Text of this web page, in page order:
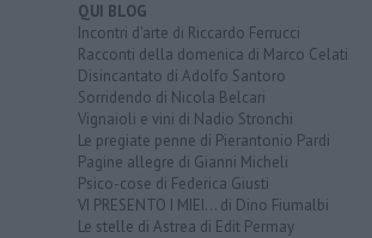
QUI BLOG
Incontri d'arte di Riccardo Ferrucci
Racconti della domenica di Marco Celati
Disincantato di Adolfo Santoro
Sorridendo di Nicola Belcari
Vignaioli e vini di Nadio Stronchi
Le pregiate penne di Pierantonio Pardi
Pagine allegre di Gianni Micheli
Psico-cose di Federica Giusti
VI PRESENTO I MIEI... di Dino Fiumalbi
Le stelle di Astrea di Edit Permay